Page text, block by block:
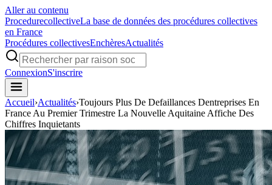
Aller au contenu
ProcedurecollectiveLa base de données des procédures collectives
en France
Procédures collectivesEnchèresActualités
ConnexionS'inscrire
Accueil›Actualités›Toujours Plus De Defaillances Dentreprises En
France Au Premier Trimestre La Nouvelle Aquitaine Affiche Des
Chiffres Inquietants